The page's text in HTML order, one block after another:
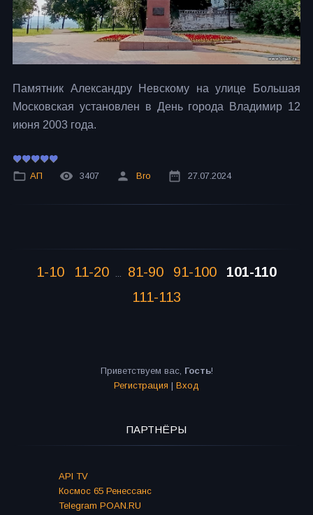
Памятник Александру Невскому на улице Большая
Московская установлен в День города Владимир 12
июня 2003 года.
АП 3407 Bro 27.07.2024
1-10 11-20 ... 81-90 91-100
101-110
111-113
Приветствуем вас, Гость!
Регистрация | Вход
ПАРТНЁРЫ
API TV
Космос 65 Ренессанс
Telegram POAN.RU